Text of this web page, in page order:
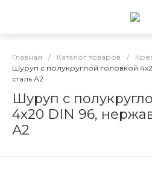
Главная / Каталог товаров /
Шуруп с полукруглой головкой
сталь А2
Шуруп с
4x20 DIN 96,
А2